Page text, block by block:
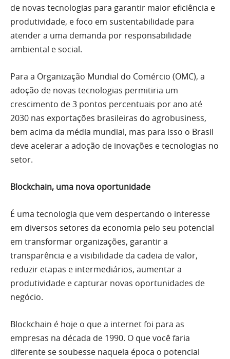
de novas tecnologias para garantir maior eficiência e
produtividade, e foco em sustentabilidade para
atender a uma demanda por responsabilidade
ambiental e social.
Para a Organização Mundial do Comércio (OMC), a
adoção de novas tecnologias permitiria um
crescimento de 3 pontos percentuais por ano até
2030 nas exportações brasileiras do agrobusiness,
bem acima da média mundial, mas para isso o Brasil
deve acelerar a adoção de inovações e tecnologias no
setor.
Blockchain, uma nova oportunidade
É uma tecnologia que vem despertando o interesse
em diversos setores da economia pelo seu potencial
em transformar organizações, garantir a
transparência e a visibilidade da cadeia de valor,
reduzir etapas e intermediários, aumentar a
produtividade e capturar novas oportunidades de
negócio.
Blockchain é hoje o que a internet foi para as
empresas na década de 1990. O que você faria
diferente se soubesse naquela época o potencial